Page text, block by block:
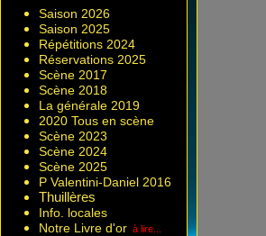
Saison 2026
Saison 2025
Répétitions 2024
Réservations 2025
Scène 2017
Scène 2018
La générale 2019
2020 Tous en scène
Scène 2023
Scène 2024
Scène 2025
P Valentini-Daniel 2016
Thuillères
Info. locales
Notre Livre d'or à lire...